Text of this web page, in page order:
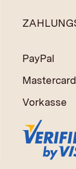
PayPal
Vorkasse